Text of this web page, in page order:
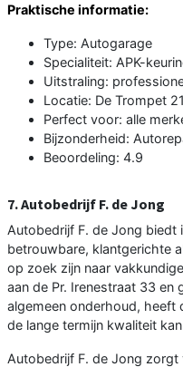
Praktische informatie:
Type: Autogarage
Specialiteit: APK-
Uitstraling:
Locatie: De Trompet
Perfect voor: alle
Bijzonderheid:
Beoordeling: 4.9
7. Autobedrijf F. de Jong
Autobedrijf F. de Jong biedt
betrouwbare, klantgerichte
op zoek zijn naar
aan de Pr. Irenestraat 33 en
algemeen onderhoud,
de lange termijn kwaliteit
Autobedrijf F. de Jong